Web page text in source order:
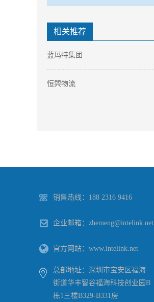
相关推荐
蓝玛特集团
恒巺物流
销售热线：188 2316 9416
企业邮箱：zhemeng@intelink.net
官方网站：www.intelink.net
总部地址：深圳市宝安区福海
街道华丰智谷福海科技创业园B
栋1三楼B329-B331房